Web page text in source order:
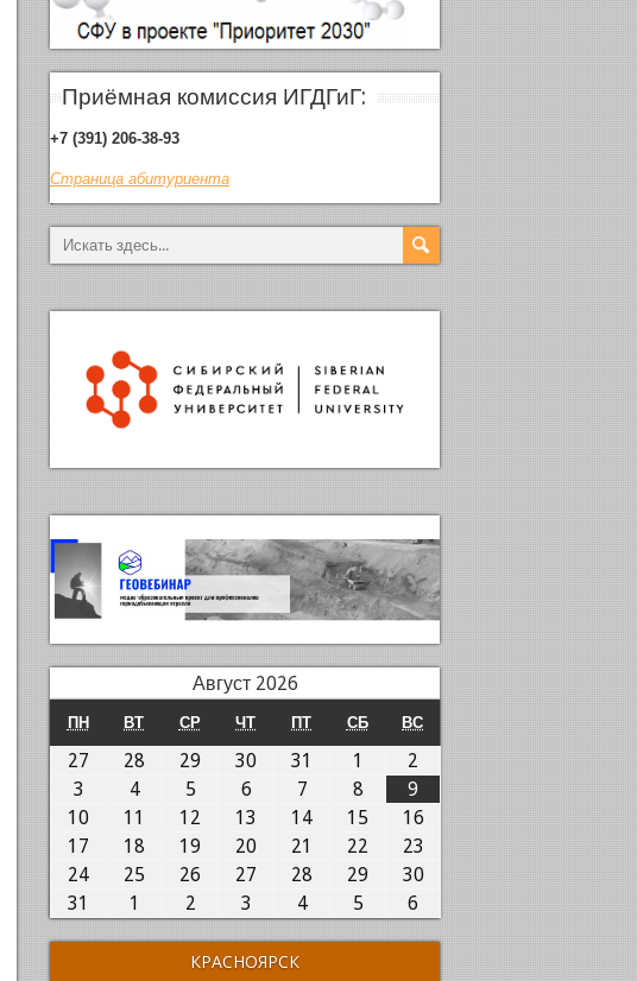
Приёмная комиссия ИГДГиГ:
+7 (391) 206-38-93
Страница абитуриента
.
Август 2026
ПНПОНЕДЕЛЬНИК
ВТВТОРНИК
СРСРЕДА
ЧТЧЕТВЕРГ
ПТПЯТНИЦА
СБСУББОТА
ВСВОСКРЕСЕНЬЕ
27 27.07.2026
28 28.07.2026
2929.07.2026
3030.07.2026
31 31.07.2026
1 01.08.2026
2
3 03.08.2026
404.08.2026
505.08.2026
606.08.2026
707.08.2026
808.08.2026
9
1010.08.2026
11 11.08.2026
12 12.08.2026
13 13.08.2026
1414.08.2026
15 15.08.2026
1616.08.2026
17 17.08.2026
18 18.08.2026
1919.08.2026
2020.08.2026
21 21.08.2026
22 22.08.2026
23
2424.08.2026
25 25.08.2026
26 26.08.2026
27 27.08.2026
28 28.08.2026
2929.08.2026
3030.08.2026
31
31.08.2026
1 01.09.2026
202.09.2026
3 03.09.2026
404.09.2026
505.09.2026
6
КРАСНОЯРСК